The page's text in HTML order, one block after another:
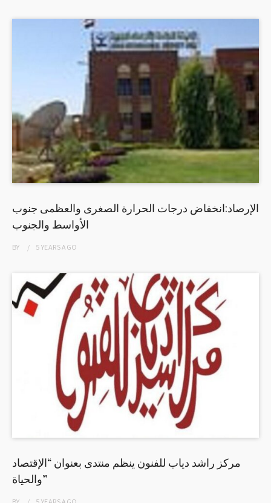
الإرصاد:انخفاض درجات الحرارة الصغرى والعظمى جنوب
الأواسط والجنوب
BY 5 YEARSAGO
مركز راشد دياب للفنون ينظم منتدى بعنوان “الإقتصاد
والحياة”